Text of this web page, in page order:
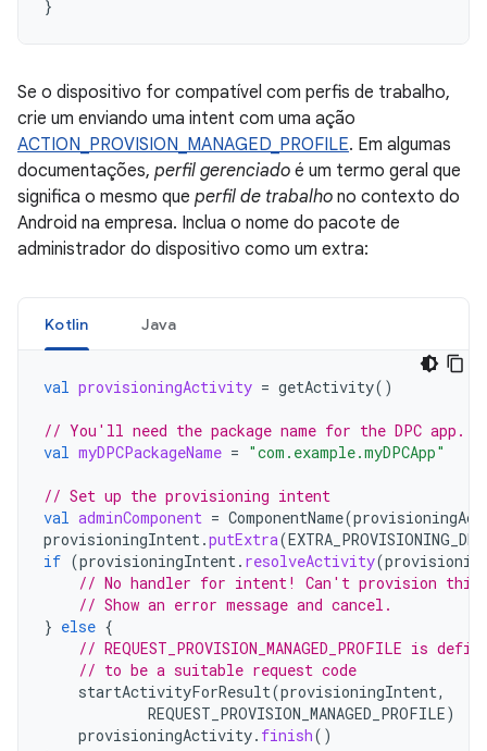
}
Se o dispositivo for compatível com perfis de trabalho,
crie um enviando uma intent com uma ação
ACTION_PROVISION_MANAGED_PROFILE. Em algumas
documentações, perfil gerenciado é um termo geral que
significa o mesmo que perfil de trabalho no contexto do
Android na empresa. Inclua o nome do pacote de
administrador do dispositivo como um extra:
Kotlin Java
val provisioningActivity = getActivity()
// You'll need the package name for the DPC app.
val myDPCPackageName = "com.example.myDPCApp"
// Set up the provisioning intent
val adminComponent = ComponentName(
provisioningIntent.putExtra(
if (provisioningIntent. resolveActivity(
// No handler for intent! Can't provision this
// Show an error message and cancel.
} else {
// REQUEST_PROVISION_MANAGED_PROFILE is
// to be a suitable request code
startActivityForResult(provisioningIntent,
REQUEST_PROVISION_MANAGED_PROFILE)
provisioningActivity. finish()